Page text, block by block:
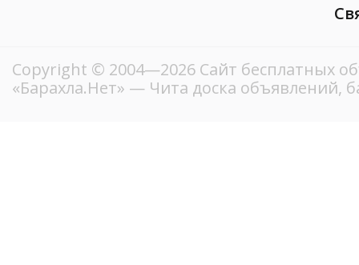
Copyright © 2004—2026 Сайт бесплатных
«Барахла.Нет» — Чита доска объявлений,